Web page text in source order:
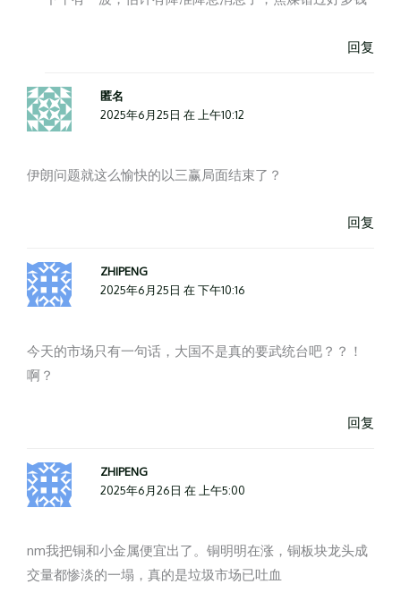
回复
匿名
2025年6月25日 在 上午10:12
伊朗问题就这么愉快的以三赢局面结束了？
回复
ZHIPENG
2025年6月25日 在 下午10:16
今天的市场只有一句话，大国不是真的要武统台吧？？！
啊？
回复
ZHIPENG
2025年6月26日 在 上午5:00
nm我把铜和小金属便宜出了。铜明明在涨，铜板块龙头成
交量都惨淡的一塌，真的是垃圾市场已吐血